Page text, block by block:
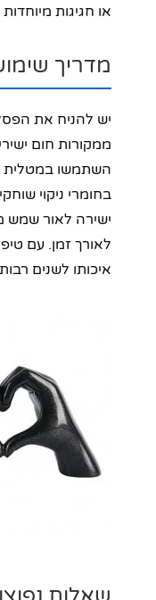
או חגיגות מיוחדות
מדריך
יש להניח את
ממקורות חום
השתמשו במטלית
בחומרי ניקוי
ישירה לאור שמש
לאורך זמן. עם
איכותו לשנים